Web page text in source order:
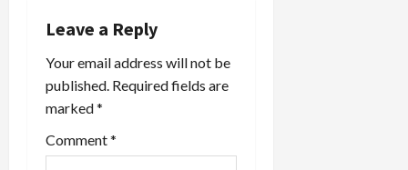
v
i
g
a
Leave a Reply
Your email address will not be
published. Required fields are
marked*
Comment*